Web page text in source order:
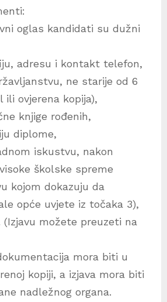
oglas kandidati su dužni
adresu i kontakt telefon,
ne starije od 6
ili ovjerena kopija),
knjige rođenih,
diplome,
iskustvu, nakon
školske spreme
kojom dokazuju da
opće uvjete iz točaka 3),
(Izjavu možete preuzeti na
mora biti u
kopiji, a izjava mora biti
nadležnog organa.